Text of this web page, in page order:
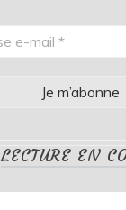
LECTURE EN